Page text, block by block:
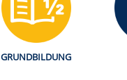
GRUNDBILDUNG